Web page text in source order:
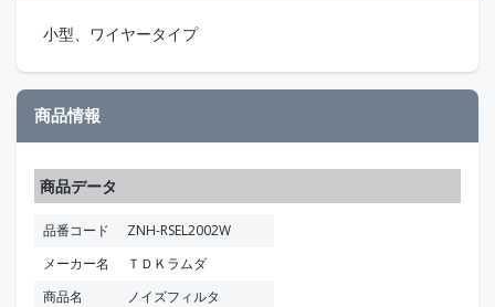
小型、ワイヤータイプ
商品情報
商品データ
品番コード
ZNH-RSEL2002W
メーカー名
ＴＤＫラムダ
商品名
ノイズフィルタ